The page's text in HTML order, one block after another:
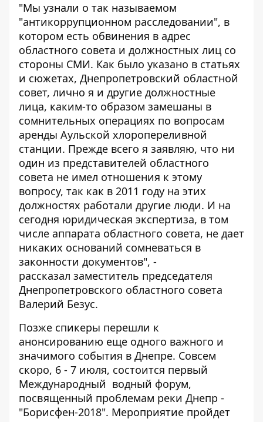
"Мы узнали о так называемом
"антикоррупционном расследовании", в
котором есть обвинения в адрес
областного совета и должностных лиц со
стороны СМИ. Как было указано в статьях
и сюжетах, Днепропетровский областной
совет, лично я и другие должностные
лица, каким-то образом замешаны в
сомнительных операциях по вопросам
аренды Аульской хлоропереливной
станции. Прежде всего я заявляю, что ни
один из представителей областного
совета не имел отношения к этому
вопросу, так как в 2011 году на этих
должностях работали другие люди. И на
сегодня юридическая экспертиза, в том
числе аппарата областного совета, не дает
никаких оснований сомневаться в
законности документов", -
рассказал заместитель председателя
Днепропетровского областного совета
Валерий Безус.
Позже спикеры перешли к
анонсированию еще одного важного и
значимого события в Днепре. Совсем
скоро, 6 - 7 июля, состоится первый
Международный водный форум,
посвященный проблемам реки Днепр -
"Борисфен-2018". Мероприятие пройдет